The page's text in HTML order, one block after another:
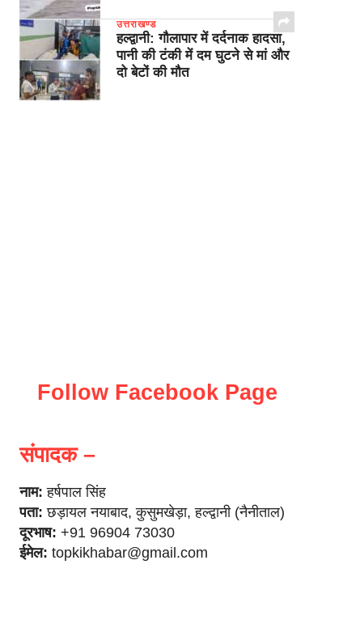
उत्तराखण्ड
हल्द्वानी: गौलापार में दर्दनाक हादसा,
पानी की टंकी में दम घुटने से मां और
दो बेटों की मौत
Follow Facebook Page
संपादक –
नाम: हर्षपाल सिंह
पता: छड़ायल नयाबाद, कुसुमखेड़ा, हल्द्वानी (नैनीताल)
दूरभाष: +91 96904 73030
ईमेल: topkikhabar@gmail.com